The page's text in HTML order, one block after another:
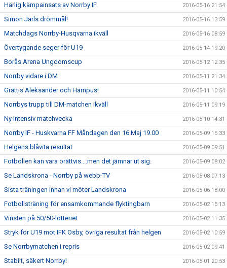
Härlig kämpainsats av Norrby IF. 2016-05-16 21:54
Simon Jarls drömmål! 2016-05-16 13:59
Matchdags Norrby-Husqvarna ikväll 2016-05-16 08:59
Övertygande seger för U19 2016-05-14 19:20
Borås Arena Ungdomscup 2016-05-12 12:35
Norrby vidare i DM 2016-05-11 21:34
Grattis Aleksander och Hampus! 2016-05-11 10:54
Norrbys trupp till DM-matchen ikväll 2016-05-11 09:19
Ny intensiv matchvecka 2016-05-10 14:31
Norrby IF - Huskvarna FF Måndagen den 16 Maj 19.00 2016-05-09 15:33
Helgens blåvita resultat 2016-05-09 09:51
Fotbollen kan vara orättvis....men det jämnar ut sig. 2016-05-09 08:02
Se Landskrona - Norrby på webb-TV 2016-05-08 07:13
Sista träningen innan vi möter Landskrona 2016-05-06 18:00
Fotbollsträning för ensamkommande flyktingbarn 2016-05-02 15:13
Vinsten på 50/50-lotteriet 2016-05-02 11:35
Stryk för U19 mot IFK Osby, övriga resultat från helgen 2016-05-02 10:59
Se Norrbymatchen i repris 2016-05-02 09:41
Stabilt, säkert Norrby! 2016-05-01 20:53